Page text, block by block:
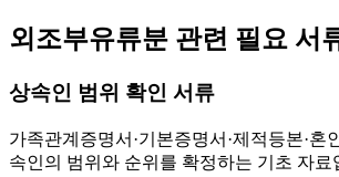
외조부유류분 관련 필요 서
상속인 범위 확인 서류
가족관계증명서·기본증명서·제적등본·혼
속인의 범위와 순위를 확정하는 기초 자료